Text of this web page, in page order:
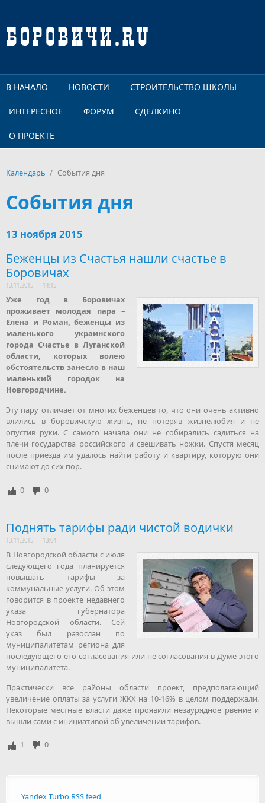
В НАЧАЛО НОВОСТИ СТРОИТЕЛЬСТВО ШКОЛЫ
ИНТЕРЕСНОЕ ФОРУМ СДЕЛКИНО
О ПРОЕКТЕ
Календарь / События дня
События дня
13 ноября 2015
Беженцы из Счастья нашли счастье в
Боровичах
13.11.2015 — 14:15
Уже год в Боровичах
проживает молодая пара –
Елена и Роман, беженцы из
маленького украинского
города Счастье в Луганской
области, которых волею
обстоятельств занесло в наш
маленький городок на
Новгородчине.
Эту пару отличает от многих беженцев то, что они очень активно
влились в боровичскую жизнь, не потеряв жизнелюбия и не
опустив руки. С самого начала они не собирались садиться на
плечи государства российского и свешивать ножки. Спустя месяц
после приезда им удалось найти работу и квартиру, которую они
снимают до сих пор.
0 0
Поднять тарифы ради чистой водички
13.11.2015 — 13:04
В Новгородской области с июля
следующего года планируется
повышать тарифы за
коммунальные услуги. Об этом
говорится в проекте недавнего
указа губернатора
Новгородской области. Сей
указ был разослан по
муниципалитетам региона для
последующего его согласования или не согласования в Думе этого
муниципалитета.
Практически все районы области проект, предполагающий
увеличение оплаты за услуги ЖКХ на 10-16% в целом поддержали.
Некоторые местные власти даже проявили незаурядное рвение и
вышли сами с инициативой об увеличении тарифов.
1 0
Yandex Turbo RSS feed